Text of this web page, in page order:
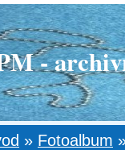
-
» Fotoalbum